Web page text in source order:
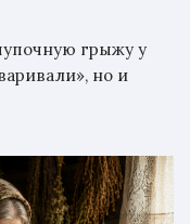
грыжу у
но и